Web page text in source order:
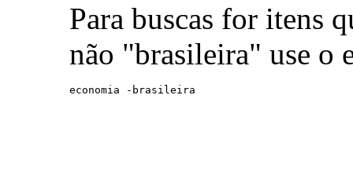
Para buscas for itens
não "brasileira" use o
economia -brasileira